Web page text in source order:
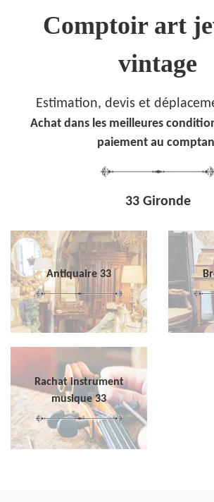
Comptoir art
vintage
Estimation, devis et
Achat dans les meilleures
paiement au
33 Gironde
Antiquaire 33
Rachat instrument
musique 33